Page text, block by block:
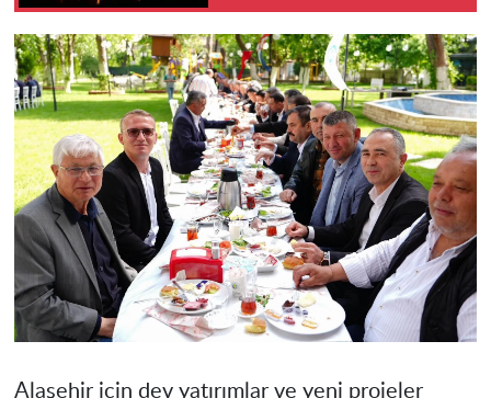
Alaşehir için dev yatırımlar ve yeni projeler